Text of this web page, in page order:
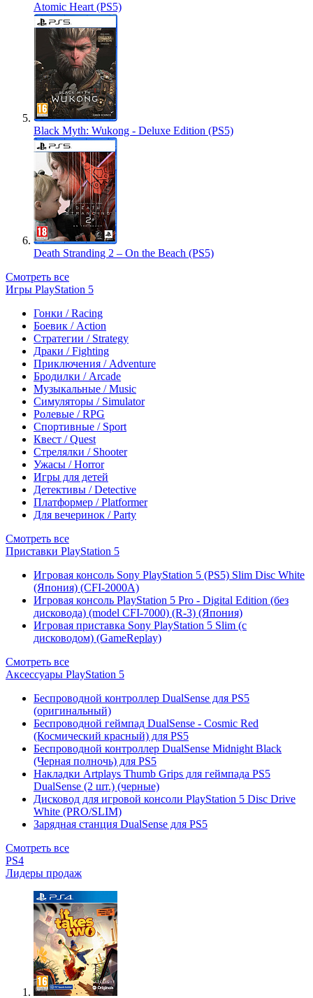
Atomic Heart (PS5)
Black Myth: Wukong - Deluxe Edition (PS5)
Death Stranding 2 – On the Beach (PS5)
Смотреть все
Игры PlayStation 5
Гонки / Racing
Боевик / Action
Стратегии / Strategy
Драки / Fighting
Приключения / Adventure
Бродилки / Arcade
Музыкальные / Music
Симуляторы / Simulator
Ролевые / RPG
Спортивные / Sport
Квест / Quest
Стрелялки / Shooter
Ужасы / Horror
Игры для детей
Детективы / Detective
Платформер / Platformer
Для вечеринок / Party
Смотреть все
Приставки PlayStation 5
Игровая консоль Sony PlayStation 5 (PS5) Slim Disc White
(Япония) (CFI-2000A)
Игровая консоль PlayStation 5 Pro - Digital Edition (без
дисковода) (model CFI-7000) (R-3) (Япония)
Игровая приставка Sony PlayStation 5 Slim (с
дисководом) (GameReplay)
Смотреть все
Аксессуары PlayStation 5
Беспроводной контроллер DualSense для PS5
(оригинальный)
Беспроводной геймпад DualSense - Cosmic Red
(Космический красный) для PS5
Беспроводной контроллер DualSense Midnight Black
(Черная полночь) для PS5
Накладки Artplays Thumb Grips для геймпада PS5
DualSense (2 шт.) (черные)
Дисковод для игровой консоли PlayStation 5 Disc Drive
White (PRO/SLIM)
Зарядная станция DualSense для PS5
Смотреть все
PS4
Лидеры продаж